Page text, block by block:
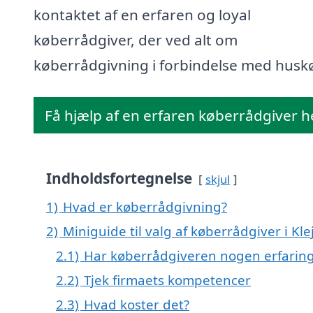
kontaktet af en erfaren og loyal
køberrådgiver, der ved alt om
køberrådgivning i forbindelse med
Få hjælp af en erfaren køberrådgiver
Indholdsfortegnelse skjul
1) Hvad er køberrådgivning?
2) Miniguide til valg af køberrådgiver i
2.1) Har køberrådgiveren nogen
2.2) Tjek firmaets kompetencer
2.3) Hvad koster det?